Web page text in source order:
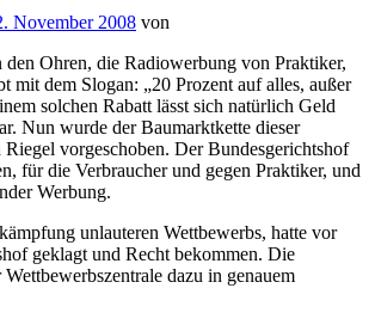
November 2008 von
den Ohren, die Radiowerbung von Praktiker,
mit dem Slogan: „20 Prozent auf alles, außer
solchen Rabatt lässt sich natürlich Geld
Nun wurde der Baumarktkette dieser
vorgeschoben. Der Bundesgerichtshof
für die Verbraucher und gegen Praktiker, und
Werbung.
unlauteren Wettbewerbs, hatte vor
geklagt und Recht bekommen. Die
dazu in genauem